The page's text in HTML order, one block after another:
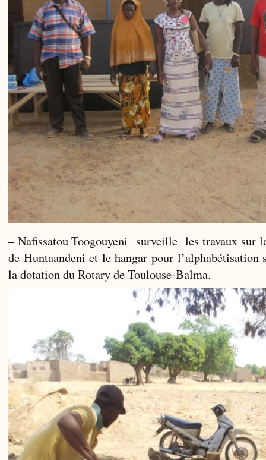
– Nafissatou Toogouyeni surveille les travaux sur
de Huntaandeni et le hangar pour l’alphabétisation
la dotation du Rotary de Toulouse-Balma.